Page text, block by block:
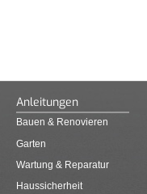
Anleitungen
Bauen & Renovieren
Garten
Wartung & Reparatur
Haussicherheit